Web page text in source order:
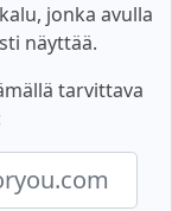
jonka avulla
näyttää.
tarvittava